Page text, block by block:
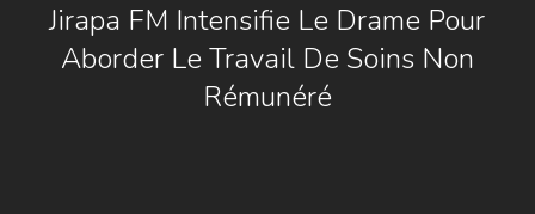
Jirapa FM Intensifie Le Drame Pour
Aborder Le Travail De Soins Non
Rémunéré